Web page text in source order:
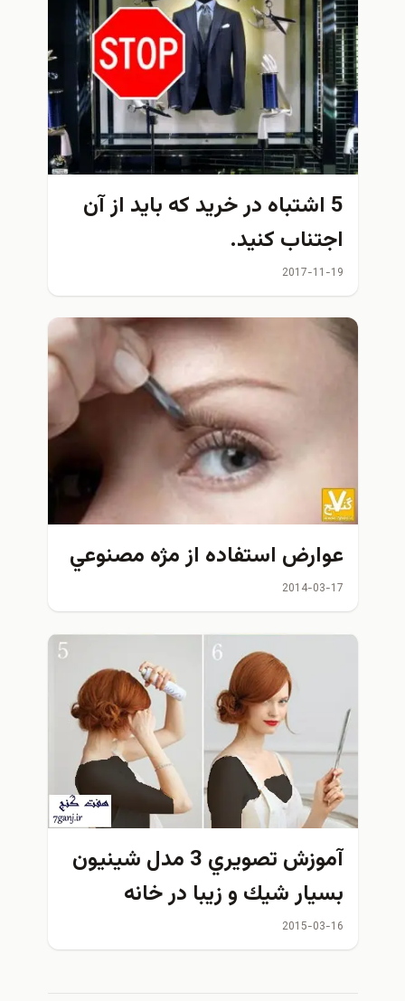
5 اشتباه در خرید که باید از آن
اجتناب کنید.
2017-11-19
عوارض استفاده از مژه مصنوعي
2014-03-17
آموزش تصويري 3 مدل شينيون
بسيار شيك و زيبا در خانه
2015-03-16